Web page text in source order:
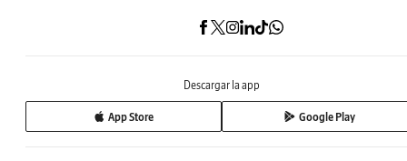
Descargar la app
App Store Google Play